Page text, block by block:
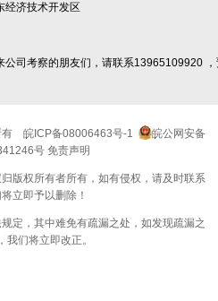
经济技术开发区
公司考察的朋友们，请联系13965109920
有 皖ICP备08006463号-1
皖公网安备
号 免责声明
版权所有者所有，如有侵权，请及时联系
立即予以删除！
定，其中难免有疏漏之处，如发现疏漏之
我们将立即改正。